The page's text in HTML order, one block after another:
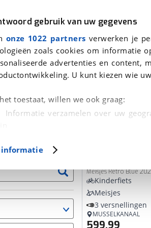
gebruik van uw gegevens
onze 1022 partners verwerken je
zoals cookies om informatie
advertenties en content,
U kunt kiezen wie
toestaat, willen we ook graag:
Informatie verzamelen over uw
in. U kunt uw
en vergelijkbare technieken
cookies zorgen ervoor dat de
informatie
Fiets Motor
je gevonden
Meisjes Retro Blue
Kinderfiets
Meisjes
3 versnellingen
MUSSELKANAAL
599,99